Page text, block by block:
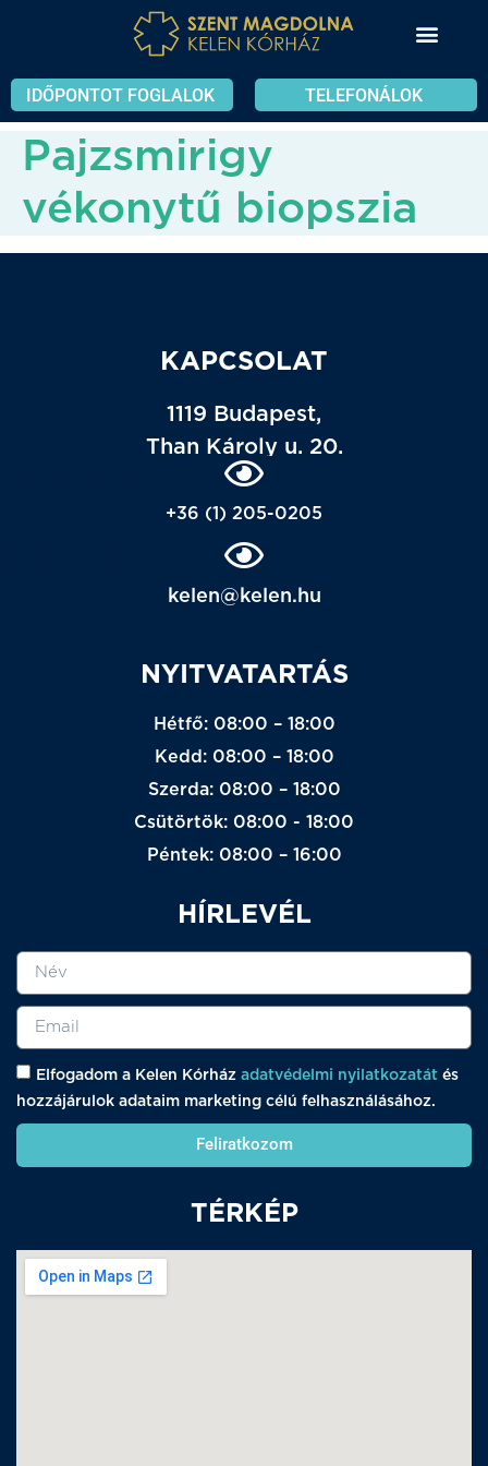
IDŐPONTOT FOGLALOK TELEFONÁLOK
Pajzsmirigy
vékonytű biopszia
KAPCSOLAT
1119 Budapest,
Than Károly u. 20.
+36 (1) 205-0205
kelen@kelen.hu
NYITVATARTÁS
Hétfő: 08:00 – 18:00
Kedd: 08:00 – 18:00
Szerda: 08:00 – 18:00
Csütörtök: 08:00 - 18:00
Péntek: 08:00 – 16:00
HÍRLEVÉL
Elfogadom a Kelen Kórház adatvédelmi nyilatkozatát és
hozzájárulok adataim marketing célú felhasználásához.
Feliratkozom
TÉRKÉP